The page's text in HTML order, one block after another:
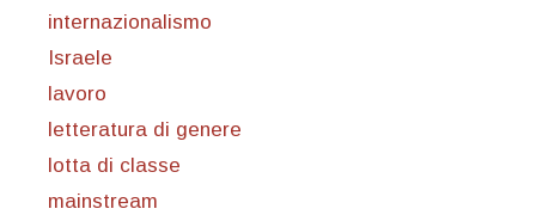
internazionalismo
Israele
lavoro
letteratura di genere
lotta di classe
mainstream